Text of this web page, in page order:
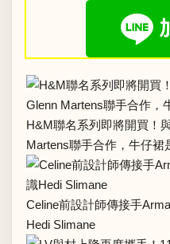
H&M聯名系列即將開買！
Martens聯手合作，牛仔裙
Celine前設計師傳接手
Hedi Slimane